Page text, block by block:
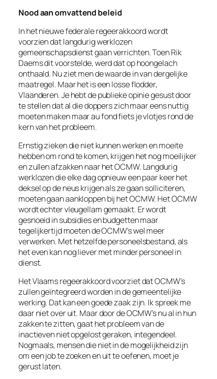
Nood aan omvattend beleid
In het nieuwe federale regeerakkoord wordt
voorzien dat langdurig werklozen
gemeenschapsdienst gaan verrichten. Toen Rik
Daems dit voorstelde, werd dat op hoongelach
onthaald. Nu ziet men de waarde in van dergelijke
maatregel. Maar het is een losse flodder,
Vlaanderen. Je hebt de publieke opinie gesust door
te stellen dat al die doppers zich maar eens nuttig
moeten maken maar au fond fiets je vlotjes rond de
kern van het probleem.
Ernstig zieken die niet kunnen werken en moeite
hebben om rond te komen, krijgen het nog moeilijker
en zullen afzakken naar het OCMW. Langdurig
werklozen die elke dag opnieuw een paar keer het
deksel op de neus krijgen als ze gaan solliciteren,
moeten gaan aankloppen bij het OCMW. Het OCMW
wordt echter vleugellam gemaakt. Er wordt
gesnoeid in subsidies en budgetten maar
tegelijkertijd moeten de OCMW’s wel meer
verwerken. Met hetzelfde personeelsbestand, als
het even kan nog liever met minder personeel in
dienst.
Het Vlaams regeerakkoord voorziet dat OCMW’s
zullen geïntegreerd worden in de gemeentelijke
werking. Dat kan een goede zaak zijn. Ik spreek me
daar niet over uit. Maar door de OCMW’s nu al in hun
zakken te zitten, gaat het probleem van de
inactieven niet opgelost geraken, integendeel.
Nogmaals, mensen die niet in de mogelijkheid zijn
om een job te zoeken en uit te oefenen, moet je
gerust laten.